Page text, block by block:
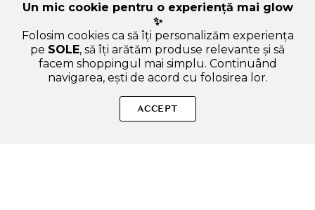
REPUBLIC Real Nature Tea Tree Mask Sheet - masca de fata
formulata cu extract de arbore de ceai si extract de centella
Un mic cookie pentru o experiență mai glow
✨
Folosim cookies ca să îți personalizăm experiența
pe SOLE, să îți arătăm produse relevante și să
facem shoppingul mai simplu. Continuând
navigarea, ești de acord cu folosirea lor.
ACCEPT